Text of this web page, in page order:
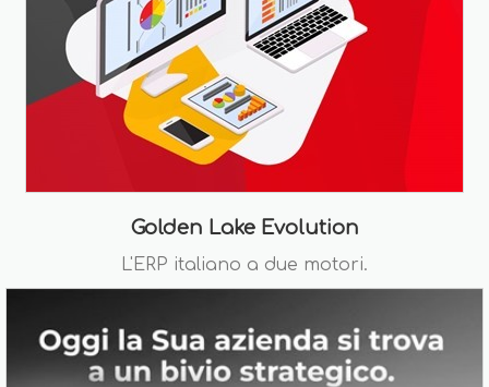
Golden Lake Evolution
L'ERP italiano a due motori.